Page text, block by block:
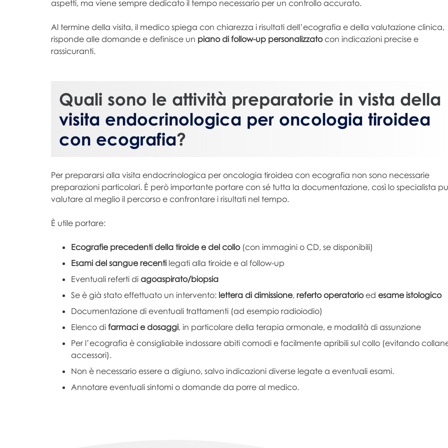
aspetti, ma viene sempre dedicato il tempo necessario per un controllo accurato.
Al termine della visita, il medico spiega con chiarezza i risultati dell’ecografia e della valutazione clinica,
risponde alle domande e definisce un piano di follow-up personalizzato con indicazioni precise e
rassicuranti.
Quali sono le attività preparatorie in vista della
visita endocrinologica per oncologia tiroidea
con ecografia?
Per prepararsi alla visita endocrinologica per oncologia tiroidea con ecografia non sono necessarie
preparazioni particolari. È però importante portare con sé tutta la documentazione, così lo specialista
valutare al meglio il percorso e confrontare i risultati nel tempo.
È utile portare:
Ecografie precedenti della tiroide e del collo (con immagini o CD, se disponibili)
Esami del sangue recenti legati alla tiroide e al follow-up
Eventuali referti di agoaspirato/biopsia
Se è già stato effettuato un intervento: lettera di dimissione, referto operatorio ed esame istologico
Documentazione di eventuali trattamenti (ad esempio radioiodio)
Elenco di farmaci e dosaggi, in particolare della terapia ormonale, e modalità di assunzione
Per l’ecografia è consigliabile indossare abiti comodi e facilmente apribili sul collo (evitando
accessori).
Non è necessario essere a digiuno, salvo indicazioni diverse legate a eventuali esami.
Annotare eventuali sintomi o domande da porre al medico.